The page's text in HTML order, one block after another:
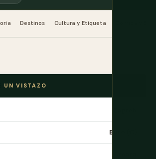
Destinos Cultura y Etiqueta
UN VISTAZO
Euro (€)